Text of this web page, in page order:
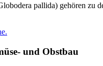
pallida) gehören
und Obstbau